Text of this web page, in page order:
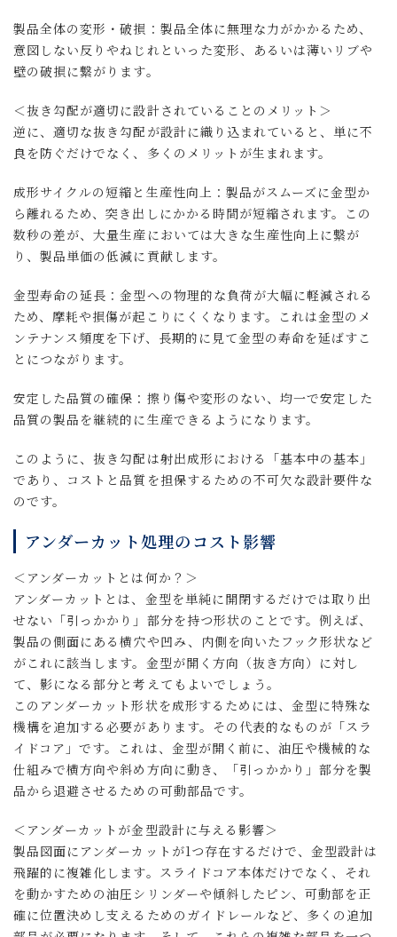
製品全体の変形・破損：製品全体に無理な力がかかるため、
意図しない反りやねじれといった変形、あるいは薄いリブや
壁の破損に繋がります。
＜抜き勾配が適切に設計されていることのメリット＞
逆に、適切な抜き勾配が設計に織り込まれていると、単に不
良を防ぐだけでなく、多くのメリットが生まれます。
成形サイクルの短縮と生産性向上：製品がスムーズに金型か
ら離れるため、突き出しにかかる時間が短縮されます。この
数秒の差が、大量生産においては大きな生産性向上に繋が
り、製品単価の低減に貢献します。
金型寿命の延長：金型への物理的な負荷が大幅に軽減される
ため、摩耗や損傷が起こりにくくなります。これは金型のメ
ンテナンス頻度を下げ、長期的に見て金型の寿命を延ばすこ
とにつながります。
安定した品質の確保：擦り傷や変形のない、均一で安定した
品質の製品を継続的に生産できるようになります。
このように、抜き勾配は射出成形における「基本中の基本」
であり、コストと品質を担保するための不可欠な設計要件な
のです。
アンダーカット処理のコスト影響
＜アンダーカットとは何か？＞
アンダーカットとは、金型を単純に開閉するだけでは取り出
せない「引っかかり」部分を持つ形状のことです。例えば、
製品の側面にある横穴や凹み、内側を向いたフック形状など
がこれに該当します。金型が開く方向（抜き方向）に対し
て、影になる部分と考えてもよいでしょう。
このアンダーカット形状を成形するためには、金型に特殊な
機構を追加する必要があります。その代表的なものが「スラ
イドコア」です。これは、金型が開く前に、油圧や機械的な
仕組みで横方向や斜め方向に動き、「引っかかり」部分を製
品から退避させるための可動部品です。
＜ アンダーカットが金型設計に与える影響＞
製品図面にアンダーカットが1つ存在するだけで、金型設計は
飛躍的に複雑化します。スライドコア本体だけでなく、それ
を動かすための油圧シリンダーや傾斜したピン、可動部を正
確に位置決めし支えるためのガイドレールなど、多くの追加